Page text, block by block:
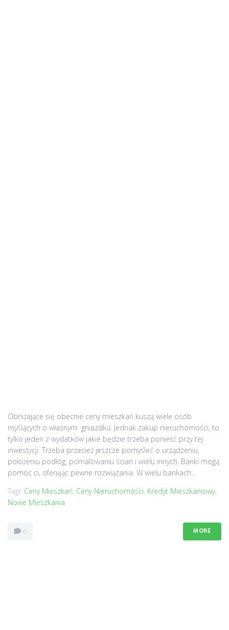
Obniżające się obecnie ceny mieszkań kuszą wiele osób
myślących o własnym gniazdku. Jednak zakup nieruchomości, to
tylko jeden z wydatków jakie będzie trzeba ponieść przy tej
inwestycji. Trzeba przecież jeszcze pomyśleć o urządzeniu,
położeniu podłóg, pomalowaniu ścian i wielu innych. Banki mogą
pomóc ci, oferując pewne rozwiązania. W wielu bankach...
Tagi: Ceny Mieszkań, Ceny Nieruchomości, Kredyt Mieszkaniowy,
Nowe Mieszkania
0 MORE